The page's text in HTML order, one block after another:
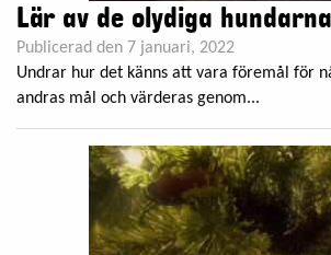
Lär av de olydiga hundarna
Publicerad den 7 januari, 2022
Undrar hur det känns att vara föremål för
andras mål och värderas genom...